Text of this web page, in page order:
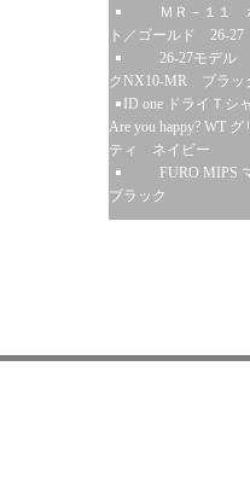
ＭＲ－１１
ト／ゴールド 26-27
26-27モデル
クNX10-MR ブラ
ID one ドライＴシ
Are you happy? WT グ
ティ ネイビー
FURO MIPS
ブラック